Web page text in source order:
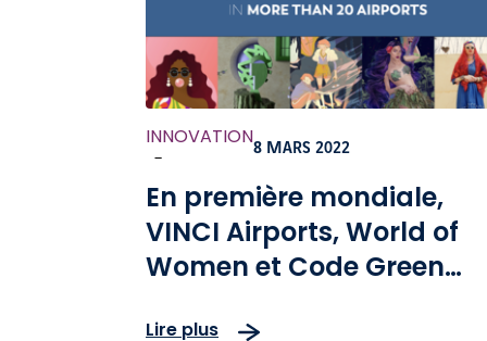
INNOVATION
-
8 MARS 2022
En première mondiale,
VINCI Airports, World of
Women et Code Green
Lire plus